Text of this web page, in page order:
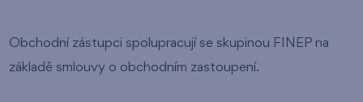
Obchodní zástupci spolupracují se skupinou FINEP na
základě smlouvy o obchodním zastoupení.